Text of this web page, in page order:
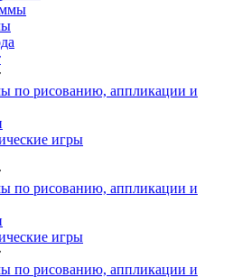
по рисованию, аппликации и
игры
по рисованию, аппликации и
игры
по рисованию, аппликации и